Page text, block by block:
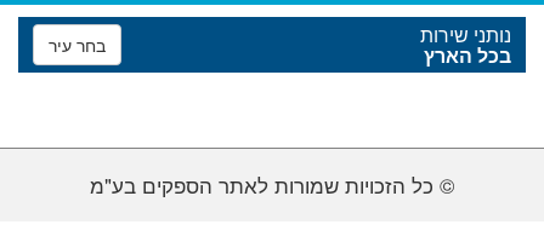
נותני שירות בחר עיר בכל הארץ
© כל הזכויות שמורות לאתר הספקים בע"מ